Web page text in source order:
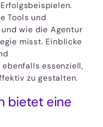
Tools und
wie die Agentur
misst. Einblicke
essenziell,
zu gestalten.
bietet eine